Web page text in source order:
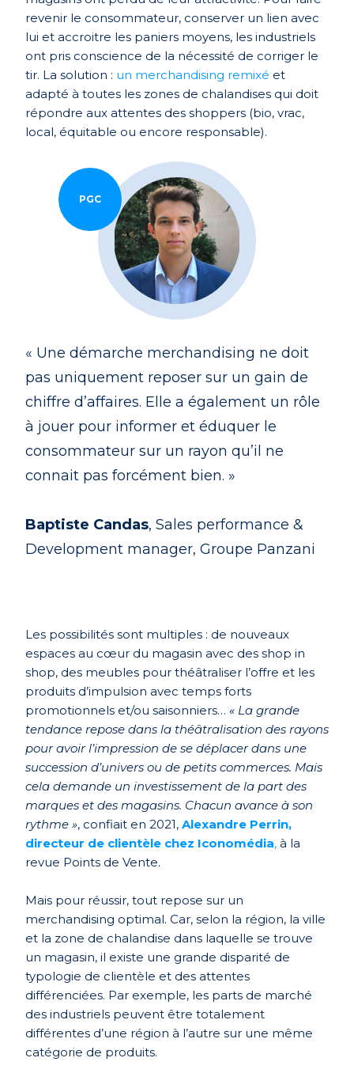
revenir le consommateur, conserver un lien avec
lui et accroitre les paniers moyens, les industriels
ont pris conscience de la nécessité de corriger le
tir. La solution : un merchandising remixé et
adapté à toutes les zones de chalandises qui doit
répondre aux attentes des shoppers (bio, vrac,
local, équitable ou encore responsable).
PGC
« Une démarche merchandising ne doit
pas uniquement reposer sur un gain de
chiffre d’affaires. Elle a également un rôle
à jouer pour informer et éduquer le
consommateur sur un rayon qu’il ne
connait pas forcément bien. »
Baptiste Candas, Sales performance &
Development manager, Groupe Panzani
Les possibilités sont multiples : de nouveaux
espaces au cœur du magasin avec des shop in
shop, des meubles pour théâtraliser l’offre et les
produits d’impulsion avec temps forts
promotionnels et/ou saisonniers… « La grande
tendance repose dans la théâtralisation des rayons
pour avoir l’impression de se déplacer dans une
succession d’univers ou de petits commerces. Mais
cela demande un investissement de la part des
marques et des magasins. Chacun avance à son
rythme », confiait en 2021, Alexandre Perrin,
directeur de clientèle chez Iconomédia, à la
revue Points de Vente.
Mais pour réussir, tout repose sur un
merchandising optimal. Car, selon la région, la ville
et la zone de chalandise dans laquelle se trouve
un magasin, il existe une grande disparité de
typologie de clientèle et des attentes
différenciées. Par exemple, les parts de marché
des industriels peuvent être totalement
différentes d’une région à l’autre sur une même
catégorie de produits.